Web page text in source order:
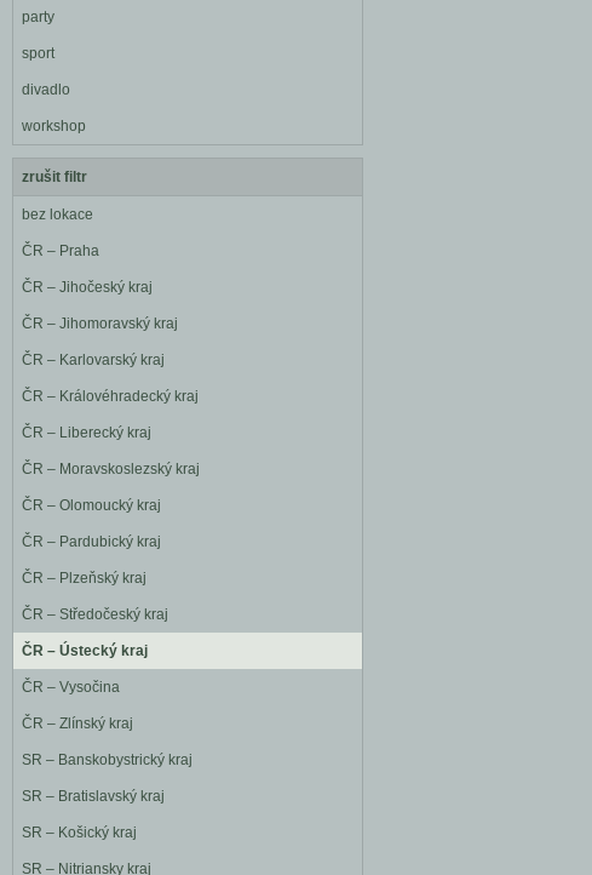
party
sport
divadlo
workshop
zrušit filtr
bez lokace
ČR – Praha
ČR – Jihočeský kraj
ČR – Jihomoravský kraj
ČR – Karlovarský kraj
ČR – Královéhradecký kraj
ČR – Liberecký kraj
ČR – Moravskoslezský kraj
ČR – Olomoucký kraj
ČR – Pardubický kraj
ČR – Plzeňský kraj
ČR – Středočeský kraj
ČR – Ústecký kraj
ČR – Vysočina
ČR – Zlínský kraj
SR – Banskobystrický kraj
SR – Bratislavský kraj
SR – Košický kraj
SR – Nitriansky kraj